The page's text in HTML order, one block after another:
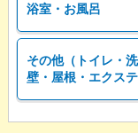
浴室・お風呂
その他（トイレ・
壁・屋根・エクス